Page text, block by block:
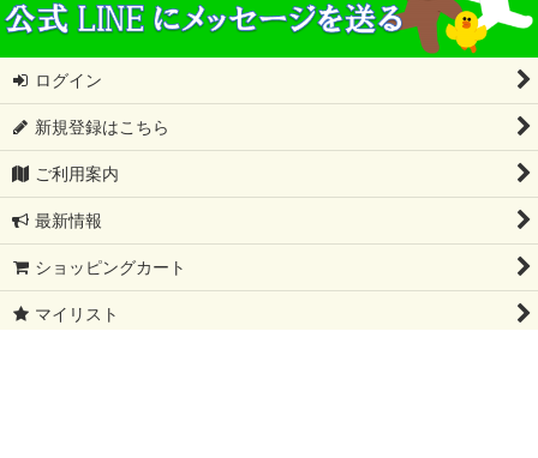
ログイン
新規登録はこちら
ご利用案内
最新情報
ショッピングカート
マイリスト